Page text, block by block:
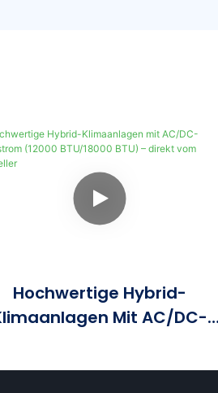
Hochwertige Hybrid-
Mit AC/DC-
– Direkt Vom Hersteller